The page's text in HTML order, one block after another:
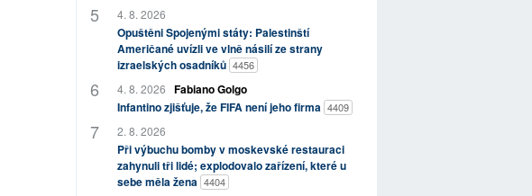
4. 8. 2026
Opuštěni Spojenými státy: Palestinští
Američané uvízli ve vlně násilí ze strany
izraelských osadníků 4456
4. 8. 2026 Fabiano Golgo
Infantino zjišťuje, že FIFA není jeho firma 4409
2. 8. 2026
Při výbuchu bomby v moskevské restauraci
zahynuli tři lidé; explodovalo zařízení, které u
sebe měla žena 4404